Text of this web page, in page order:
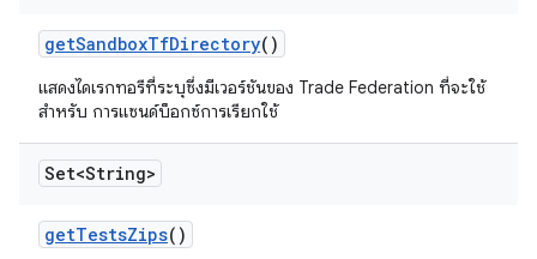
getSandboxTfDirectory()
แสดงไดเรกทอรีที่ระบุซึ่งมีเวอร์ชันของ Trade Federation ที่จะใช้
สำหรับ การแซนด์บ็อกซ์การเรียกใช้
Set<String>
getTestsZips()